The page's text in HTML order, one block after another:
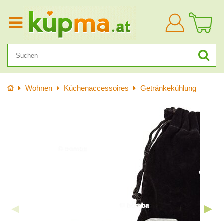
Anmelden
StartseiteWohnen Küchenaccessoires Getränkekühlung